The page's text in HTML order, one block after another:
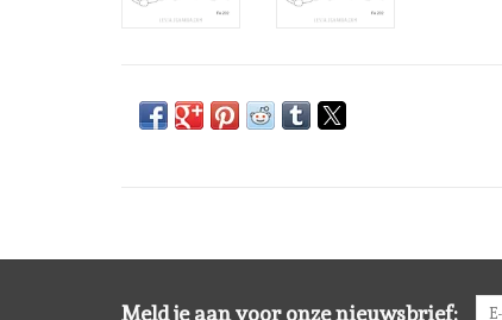
Meld je aan voor onze nieuwsbrief: